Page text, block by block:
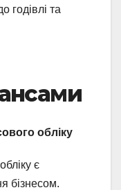
годівлі та
обліку
є
бізнесом.